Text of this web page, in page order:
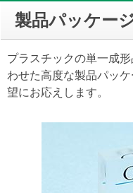
製品パッケー
プラスチックの単一成
わせた高度な製品パッ
望にお応えします。